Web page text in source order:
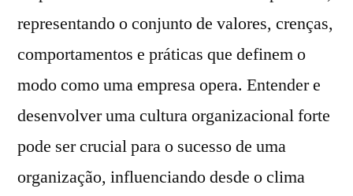
representando o conjunto de valores, crenças,
comportamentos e práticas que definem o
modo como uma empresa opera. Entender e
desenvolver uma cultura organizacional forte
pode ser crucial para o sucesso de uma
organização, influenciando desde o clima